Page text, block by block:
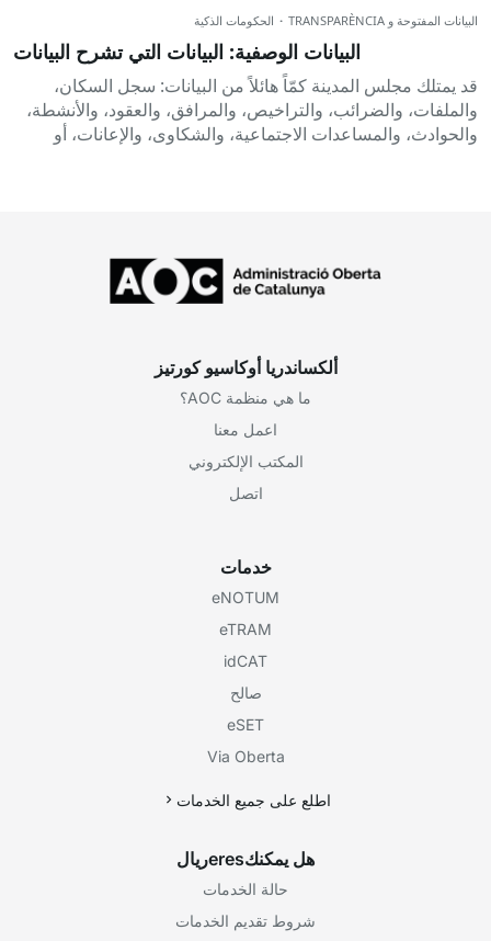
البيانات المفتوحة و TRANSPARÈNCIA · الحكومات الذكية
البيانات الوصفية: البيانات التي تشرح البيانات
قد يمتلك مجلس المدينة كمّاً هائلاً من البيانات: سجل السكان،
والملفات، والضرائب، والتراخيص، والمرافق، والعقود، والأنشطة،
والحوادث، والمساعدات الاجتماعية، والشكاوى، والإعانات، أو
ألكساندريا أوكاسيو كورتيز
ما هي منظمة AOC؟
اعمل معنا
المكتب الإلكتروني
اتصل
خدمات
eNOTUM
eTRAM
idCAT
صالح
eSET
Via Oberta
اطلع على جميع الخدمات
هل يمكنكeresريال
حالة الخدمات
شروط تقديم الخدمات